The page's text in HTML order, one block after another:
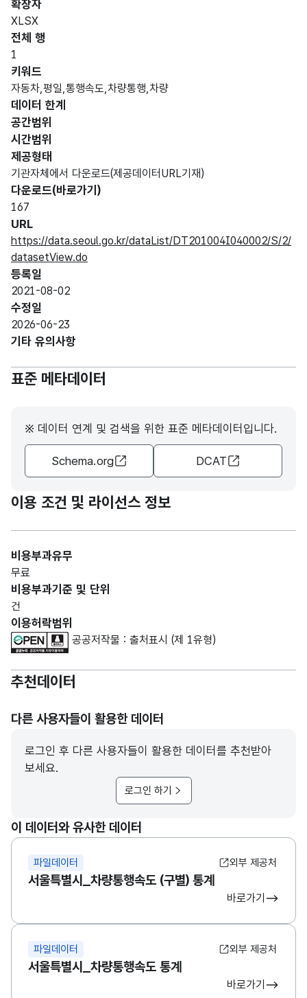
확장자
XLSX
전체 행
1
키워드
자동차,평일,통행속도,차량통행,차량
데이터 한계
공간범위
시간범위
제공형태
기관자체에서 다운로드(제공데이터URL기재)
다운로드(바로가기)
167
URL
https://data.seoul.go.kr/dataList/DT201004I040002/S/2/
datasetView.do
등록일
2021-08-02
수정일
2026-06-23
기타 유의사항
표준 메타데이터
※ 데이터 연계 및 검색을 위한 표준 메타데이터입니다.
Schema.org DCAT
이용 조건 및 라이선스 정보
비용부과유무
무료
비용부과기준 및 단위
건
이용허락범위
공공저작물 : 출처표시 (제 1유형)
추천데이터
다른 사용자들이 활용한 데이터
로그인 후 다른 사용자들이 활용한 데이터를 추천받아
보세요.
로그인 하기
이 데이터와 유사한 데이터
파일데이터 외부 제공처
서울특별시_차량통행속도 (구별) 통계
바로가기
파일데이터 외부 제공처
서울특별시_차량통행속도 통계
바로가기